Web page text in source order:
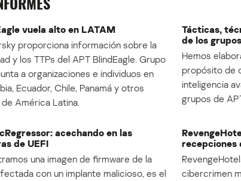
vuela alto en LATAM
proporciona información sobre la
y los TTPs del APT BlindEagle. Grupo
a organizaciones e individuos en
Ecuador, Chile, Panamá y otros
América Latina.
Tácticas,
de los
Hemos
propósito de
inteligencia
grupos de
acechando en las
de UEFI
una imagen de firmware de la
con un implante malicioso, es el
recepciones
cibercrimen